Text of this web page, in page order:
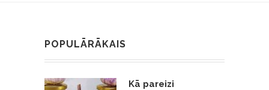
POPULĀRĀKAIS
Kā pareizi